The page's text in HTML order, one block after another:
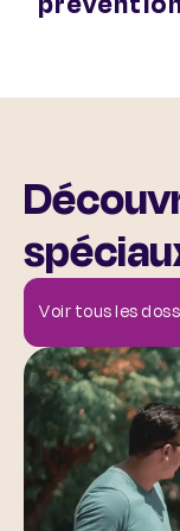
Voir tous les
Santé mentale